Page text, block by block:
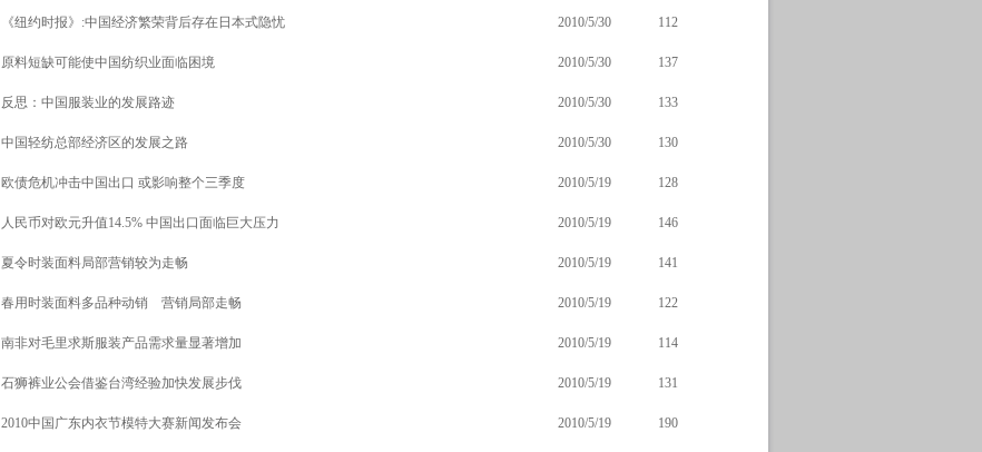
《纽约时报》:中国经济繁荣背后存在日本式隐忧 2010/5/30 112
原料短缺可能使中国纺织业面临困境 2010/5/30 137
反思：中国服装业的发展路迹 2010/5/30 133
中国轻纺总部经济区的发展之路 2010/5/30 130
欧债危机冲击中国出口 或影响整个三季度 2010/5/19 128
人民币对欧元升值14.5% 中国出口面临巨大压力 2010/5/19 146
夏令时装面料局部营销较为走畅 2010/5/19 141
春用时装面料多品种动销 营销局部走畅 2010/5/19 122
南非对毛里求斯服装产品需求量显著增加 2010/5/19 114
石狮裤业公会借鉴台湾经验加快发展步伐 2010/5/19 131
2010中国广东内衣节模特大赛新闻发布会 2010/5/19 190